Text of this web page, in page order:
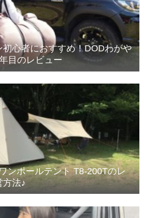
初心者におすすめ！DODわがや
目のレビュー
ンポールテント T8-200Tのレ
方法♪